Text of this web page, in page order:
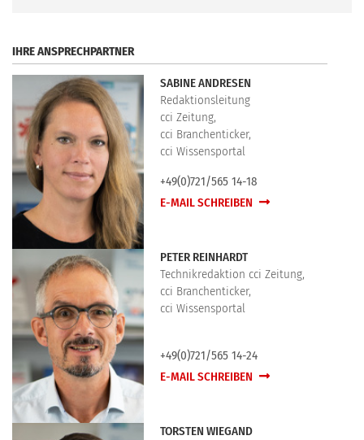
IHRE ANSPRECHPARTNER
SABINE ANDRESEN
Redaktionsleitung
cci Zeitung,
cci Branchenticker,
cci Wissensportal
+49(0)721/565 14-18
E-MAIL SCHREIBEN
PETER REINHARDT
Technikredaktion cci Zeitung,
cci Branchenticker,
cci Wissensportal
+49(0)721/565 14-24
E-MAIL SCHREIBEN
TORSTEN WIEGAND